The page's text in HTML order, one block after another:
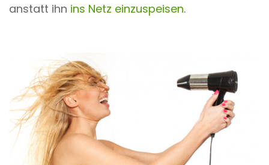
anstatt ihn ins Netz einzuspeisen.